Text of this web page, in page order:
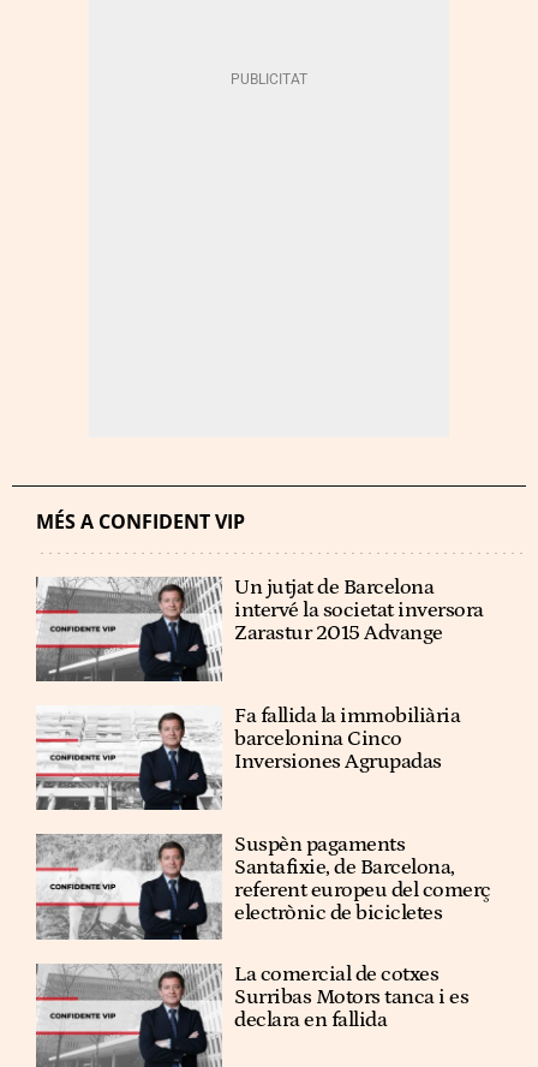
MÉS A CONFIDENT VIP
Un jutjat de Barcelona
intervé la societat inversora
Zarastur 2015 Advange
Fa fallida la immobiliària
barcelonina Cinco
Inversiones Agrupadas
Suspèn pagaments
Santafixie, de Barcelona,
referent europeu del comerç
electrònic de bicicletes
La comercial de cotxes
Surribas Motors tanca i es
declara en fallida